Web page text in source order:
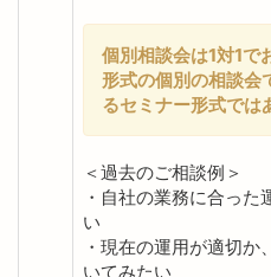
個別相談会は1対1で
形式の個別の相談会
るセミナー形式では
＜過去のご相談例＞
・自社の業務に合った
い
・現在の運用が適切
いてみたい